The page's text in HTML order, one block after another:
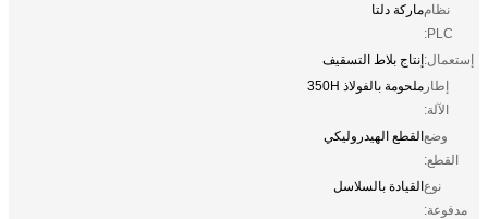
نظام
PLC:
ماركة دلتا
إستعمال:إنتاج بلاط التسقيف
إطار
الآلة:
ملحومة بالفولاذ 350H
وضع
القطع:
القطع الهيدروليكي
نوع
مدفوعة:
القيادة بالسلاسل